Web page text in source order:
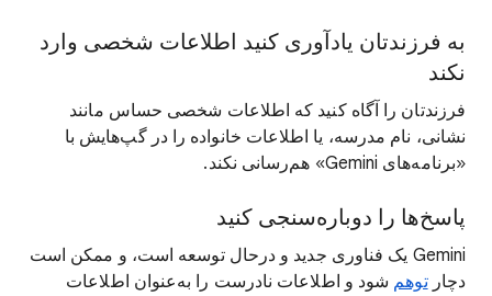
به فرزندتان یادآوری کنید اطلاعات شخصی وارد
نکند
فرزندتان را آگاه کنید که اطلاعات شخصی حساس مانند
نشانی، نام مدرسه، یا اطلاعات خانواده را در گپ‌هایش با
«برنامه‌های Gemini» هم‌رسانی نکند.
پاسخ‌ها را دوباره‌سنجی کنید
‫Gemini یک فناوری جدید و درحال توسعه است، و ممکن است
دچارتوهم شود و اطلاعات نادرست را به‌عنوان اطلاعات